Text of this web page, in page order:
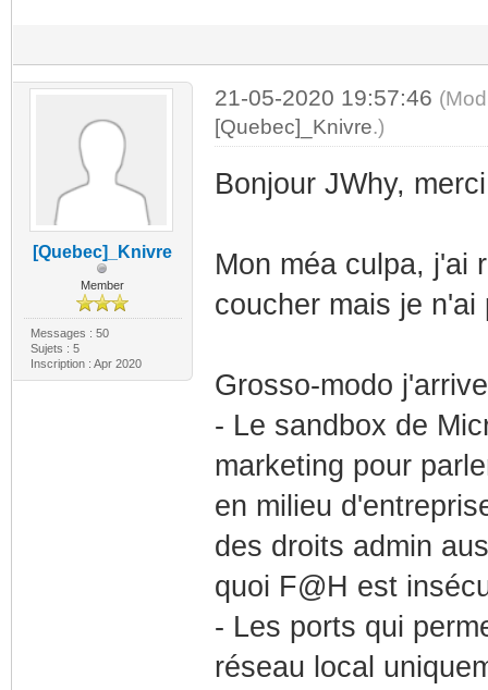
[Quebec]_Knivre
Member
Messages : 50
Sujets : 5
Inscription : Apr 2020
21-05-2020 19:57:46
[Quebec]_Knivre.)
Bonjour JWhy,
Mon méa culpa, j'ai
coucher mais je
Grosso-modo
- Le sandbox de
marketing pour
en milieu
des droits admin
quoi F@H est
- Les ports qui
réseau local